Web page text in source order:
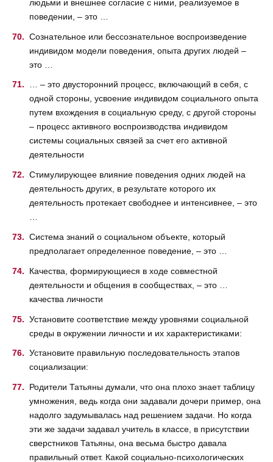
людьми и внешнее согласие с ними, реализуемое в
поведении, – это …
Сознательное или бессознательное воспроизведение
индивидом модели поведения, опыта других людей –
это …
… – это двусторонний процесс, включающий в себя, с
одной стороны, усвоение индивидом социального опыта
путем вхождения в социальную среду, с другой стороны
– процесс активного воспроизводства индивидом
системы социальных связей за счет его активной
деятельности
Стимулирующее влияние поведения одних людей на
деятельность других, в результате которого их
деятельность протекает свободнее и интенсивнее, – это
…
Система знаний о социальном объекте, который
предполагает определенное поведение, – это …
Качества, формирующиеся в ходе совместной
деятельности и общения в сообществах, – это …
качества личности
Установите соответствие между уровнями социальной
среды в окружении личности и их характеристиками:
Установите правильную последовательность этапов
социализации:
Родители Татьяны думали, что она плохо знает таблицу
умножения, ведь когда они задавали дочери пример, она
надолго задумывалась над решением задачи. Но когда
эти же задачи задавал учитель в классе, в присутствии
сверстников Татьяны, она весьма быстро давала
правильный ответ. Какой социально-психологических